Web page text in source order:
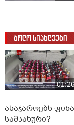
ბოლო სიახლეები
01:26
ასაჯაროებს
სამსახური?